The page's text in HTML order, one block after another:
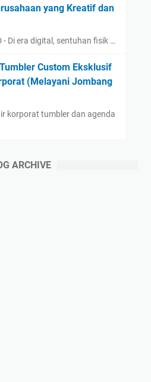
yang Kreatif dan
- Di era digital, sentuhan fisik …
Custom Eksklusif
(Melayani Jombang
korporat tumbler dan agenda
ARCHIVE